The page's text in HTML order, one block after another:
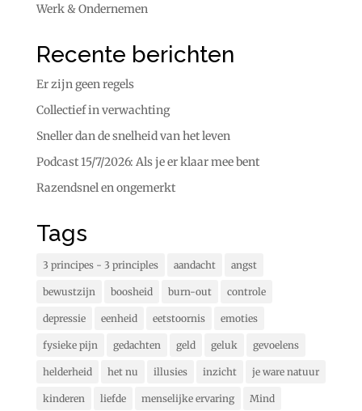
Werk & Ondernemen
Recente berichten
Er zijn geen regels
Collectief in verwachting
Sneller dan de snelheid van het leven
Podcast 15/7/2026: Als je er klaar mee bent
Razendsnel en ongemerkt
Tags
3 principes - 3 principles aandacht angst
bewustzijn boosheid burn-out controle
depressie eenheid eetstoornis emoties
fysieke pijn gedachten geld geluk gevoelens
helderheid het nu illusies inzicht je ware natuur
kinderen liefde menselijke ervaring Mind